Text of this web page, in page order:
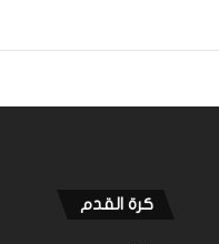
كرة القدم